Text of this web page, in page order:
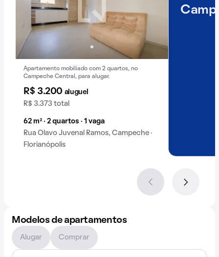
Apartamento mobiliado com 2 quartos, no
Campeche Central, para alugar.
R$ 3.200 aluguel
R$ 3.373 total
62 m² · 2 quartos · 1 vaga
Rua Olavo Juvenal Ramos, Campeche ·
Florianópolis
Modelos de apartamentos
Alugar Comprar